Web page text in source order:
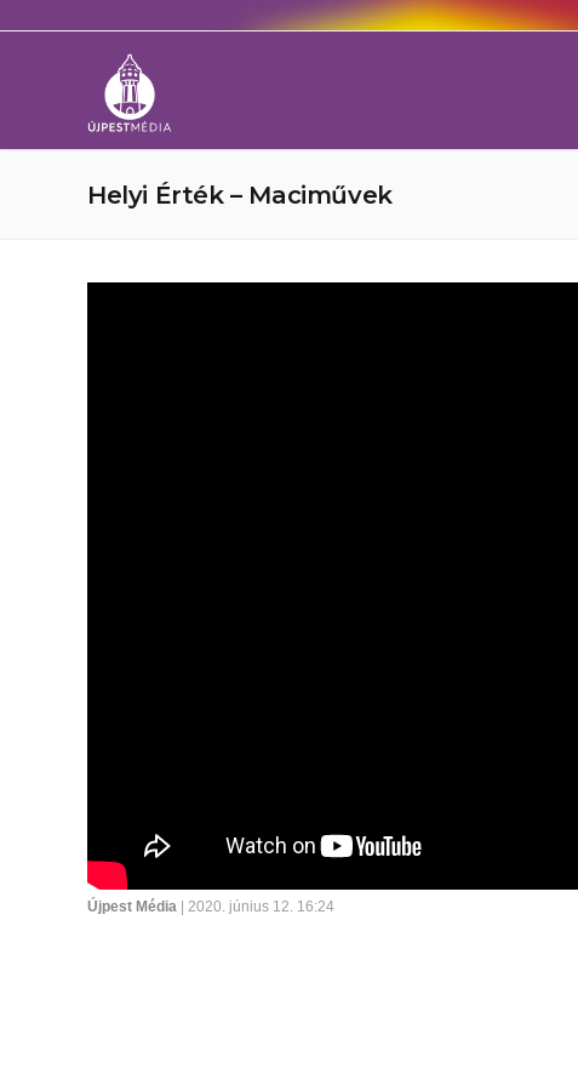
Helyi Érték – Maciművek
Újpest Média | 2020. június 12. 16:24